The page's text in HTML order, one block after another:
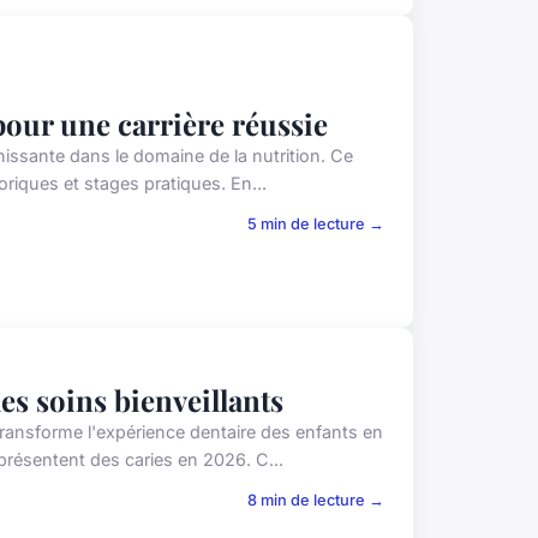
une carrière réussie
dans le domaine de la nutrition. Ce
et stages pratiques. En...
5 min de lecture →
soins bienveillants
l'expérience dentaire des enfants en
des caries en 2026. C...
8 min de lecture →